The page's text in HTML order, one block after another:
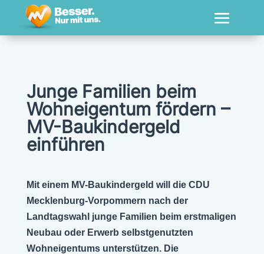
Junge Familien beim
Wohneigentum fördern –
MV-Baukindergeld
einführen
Mit einem MV-Baukindergeld will die CDU
Mecklenburg-Vorpommern nach der
Landtagswahl junge Familien beim erstmaligen
Neubau oder Erwerb selbstgenutzten
Wohneigentums unterstützen. Die